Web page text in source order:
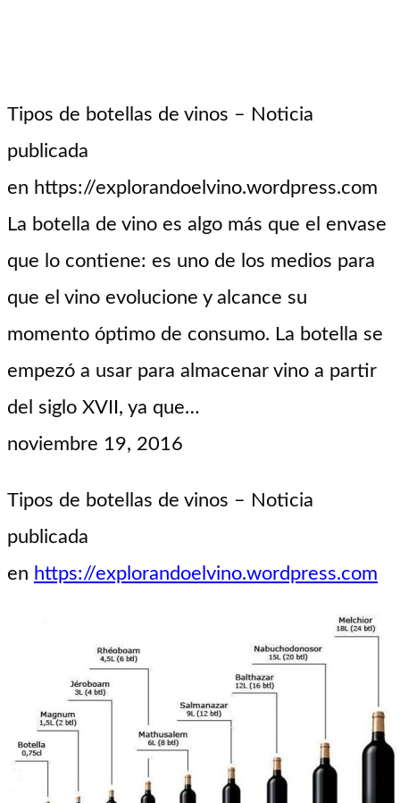
Tipos de botellas de vinos – Noticia
publicada
en https://explorandoelvino.wordpress.com
La botella de vino es algo más que el envase
que lo contiene: es uno de los medios para
que el vino evolucione y alcance su
momento óptimo de consumo. La botella se
empezó a usar para almacenar vino a partir
del siglo XVII, ya que…
noviembre 19, 2016
Tipos de botellas de vinos – Noticia
publicada
en https://explorandoelvino.wordpress.com